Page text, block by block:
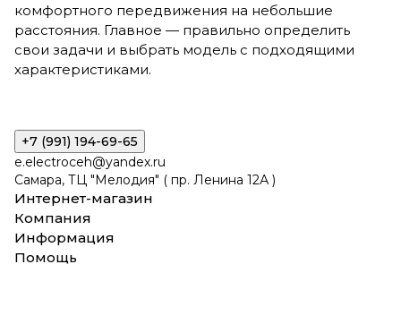
комфортного передвижения на небольшие
расстояния. Главное — правильно определить
свои задачи и выбрать модель с подходящими
характеристиками.
+7 (991) 194-69-65
e.electroceh@yandex.ru
Самара, ТЦ "Мелодия" ( пр. Ленина 12А )
Интернет-магазин
Компания
Информация
Помощь